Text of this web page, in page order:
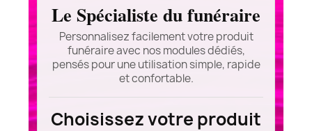
Le Spécialiste du funéraire
Personnalisez facilement votre produit
funéraire avec nos modules dédiés,
pensés pour une utilisation simple, rapide
et confortable.
Choisissez votre produit